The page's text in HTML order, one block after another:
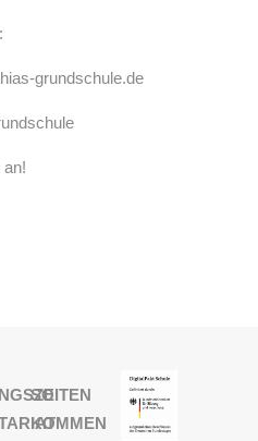
grundschule.de
an!
SO
KOMMEN